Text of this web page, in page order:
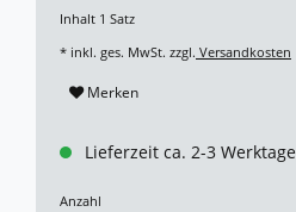
Inhalt 1 Satz
* inkl. ges. MwSt. zzgl. Versandkosten
Merken
Lieferzeit ca. 2-3 Werktage
Anzahl